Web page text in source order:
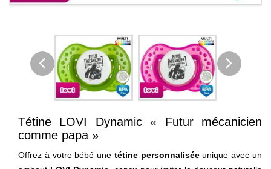
Tétine LOVI Dynamic « Futur mécanicien
comme papa »
Offrez à votre bébé une tétine personnaliséeunique avec un